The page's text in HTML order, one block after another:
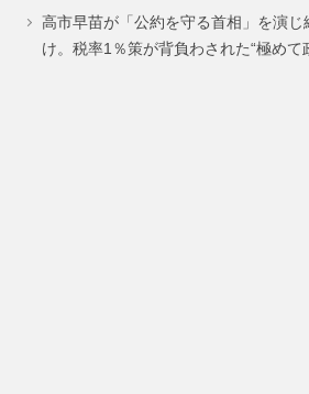
ジ
ジ
高市早苗が「公約を守る首相」を演
け。税率1％策が背負わされた“極めて